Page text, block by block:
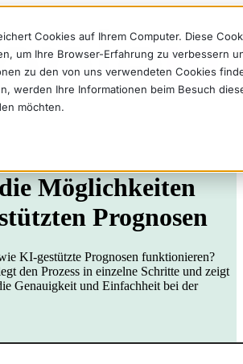
Cookies auf Ihrem Computer. Diese
um Ihre Browser-Erfahrung zu verbessern
zu den von uns verwendeten Cookies
werden Ihre Informationen beim Besuch
möchten.
Möglichkeiten
Prognosen
KI-gestützte Prognosen funktionieren?
den Prozess in einzelne Schritte und zeigt
Genauigkeit und Einfachheit bei der